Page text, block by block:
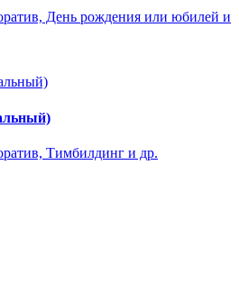
День рождения или юбилей и
Тимбилдинг и др.